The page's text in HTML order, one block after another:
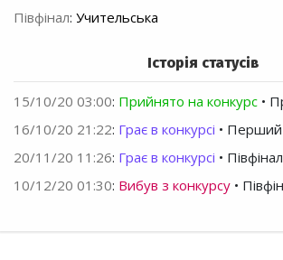
Півфінал: Учительська
Історія статусів
15/10/20 03:00: Прийнято на конкурс •
16/10/20 21:22: Грає в конкурсі • Перший
20/11/20 11:26: Грає в конкурсі • Півфінал
10/12/20 01:30: Вибув з конкурсу •